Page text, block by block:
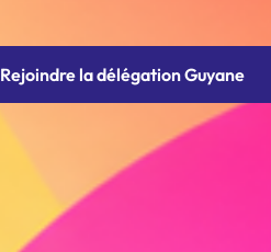
Rejoindre la délégation Guyane